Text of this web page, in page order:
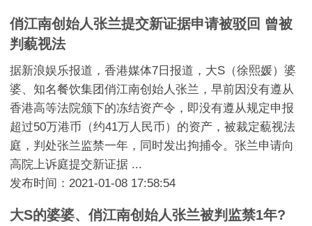
俏江南创始人张兰提交新证据申请被驳回 曾被
判藐视法
据新浪娱乐报道，香港媒体7日报道，大S（徐熙媛）婆
婆、知名餐饮集团俏江南创始人张兰，早前因没有遵从
香港高等法院颁下的冻结资产令，即没有遵从规定申报
超过50万港币（约41万人民币）的资产，被裁定藐视法
庭，判处张兰监禁一年，同时发出拘捕令。张兰申请向
高院上诉庭提交新证据 ...
发布时间：2021-01-08 17:58:54
大S的婆婆、俏江南创始人张兰被判监禁1年?